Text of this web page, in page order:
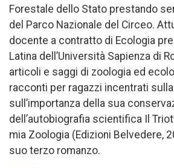
Forestale dello Stato prestando
del Parco Nazionale del Circeo.
docente a contratto di Ecologia
Latina dell’Università Sapienza di
articoli e saggi di zoologia ed
racconti per ragazzi incentrati
sull’importanza della sua
dell’autobiografia scientifica Il
mia Zoologia (Edizioni Belvedere,
suo terzo romanzo.